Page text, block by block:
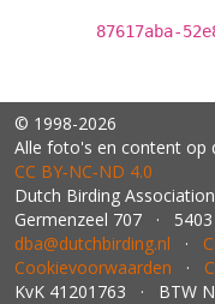
87617aba-
© 1998-2026
Alle foto's en content op
CC BY‑NC‑ND 4.0
Dutch Birding Association
Germenzeel 707 ·
dba@dutchbirding.nl ·
Cookievoorwaarden ·
KvK 41201763 · BTW